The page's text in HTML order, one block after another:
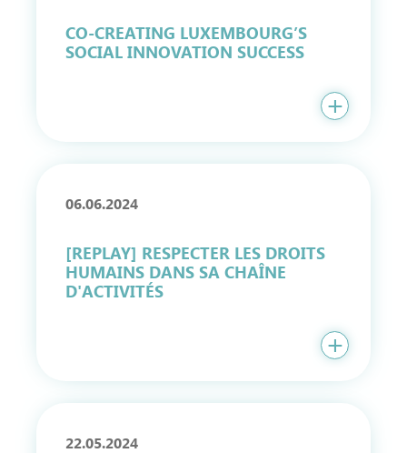
CO-CREATING LUXEMBOURG’S
SOCIAL INNOVATION SUCCESS
06.06.2024
[REPLAY] RESPECTER LES DROITS
HUMAINS DANS SA CHAÎNE
D'ACTIVITÉS
22.05.2024